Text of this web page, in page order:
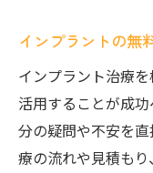
インプラントの無
インプラント治療
活用することが成
分の疑問や不安を
療の流れや見積も